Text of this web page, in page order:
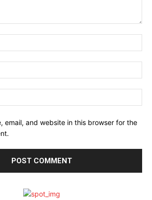
email, and website in this browser for the